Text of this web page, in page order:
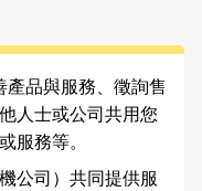
品與服務、徵詢售
人士或公司共用您
服務等。
公司）共同提供服